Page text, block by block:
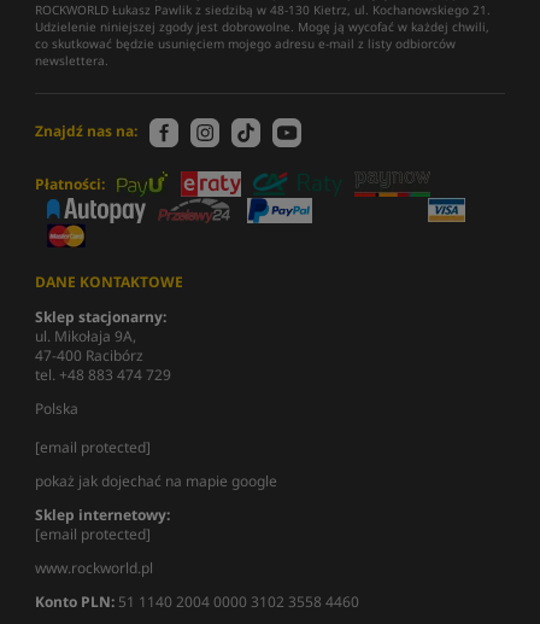
ROCKWORLD Łukasz Pawlik z siedzibą w 48-130 Kietrz, ul. Kochanowskiego 21.
Udzielenie niniejszej zgody jest dobrowolne. Mogę ją wycofać w każdej chwili,
co skutkować będzie usunięciem mojego adresu e-mail z listy odbiorców
newslettera.
Znajdź nas na:
Płatności:
DANE KONTAKTOWE
Sklep stacjonarny:
ul. Mikołaja 9A,
47-400 Racibórz
tel. +48 883 474 729
Polska
[email protected]
pokaż jak dojechać na mapie google
Sklep internetowy:
[email protected]
www.rockworld.pl
Konto PLN: 51 1140 2004 0000 3102 3558 4460